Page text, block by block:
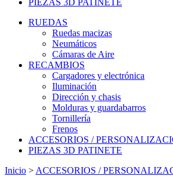
PIEZAS 3D PATINETE
RUEDAS
Ruedas macizas
Neumáticos
Cámaras de Aire
RECAMBIOS
Cargadores y electrónica
Iluminación
Dirección y chasis
Molduras y guardabarros
Tornillería
Frenos
ACCESORIOS /
PIEZAS 3D PATINETE
Inicio > ACCESORIOS /